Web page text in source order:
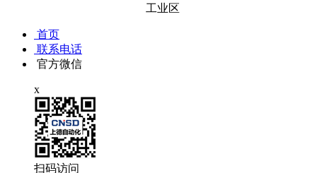
工业区
首页
联系电话
官方微信
x
扫码访问